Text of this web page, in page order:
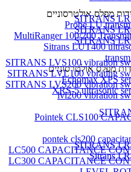
מפלס אולטרסוניים
Probe LU
MultiRanger 100/200
Sitrans LUT400
מפלס אולטרסוניים
Echomax XPS
XRS-5 ultrasonic
SITRANS
Sitrans
SITRANS
SITRANS
SITRANS
SITRANS LVS100 vibration
SITRANS LVL100 vbrating
SITRANS LVS200 vibration
lvl200 vibration
Pointek CLS100
pontek cls200
LC500 CAPACITANCE
LC300 CAPACITANCE